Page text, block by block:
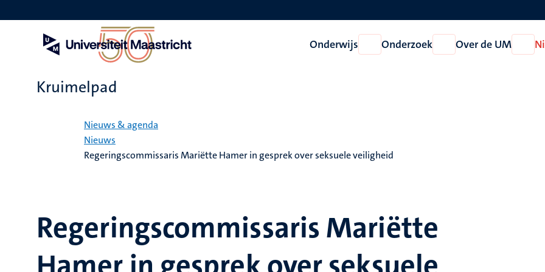
en
Onderwijs
Open
Onderwijs
Onderzoek
Open
Onderzoek
Over de UM
Open
Over
Kruimelpad
Nieuws & agenda
Nieuws
Regeringscommissaris Mariëtte Hamer in gesprek over seksuele veiligheid
Regeringscommissaris Mariëtte